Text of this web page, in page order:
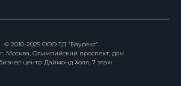
© 2010-2025 ООО ТД “Баурекс”
Москва, Олимпийский проспект, дом
центр Даймонд Холл, 7 этаж